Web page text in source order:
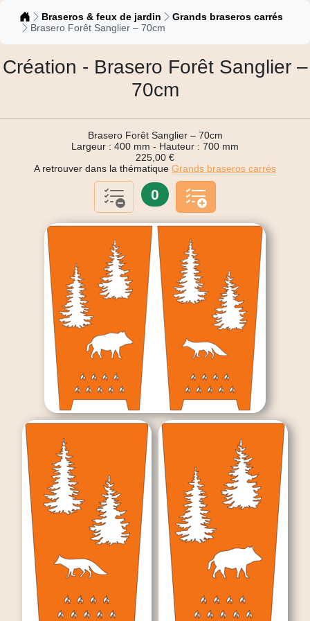
Catalogue
Braseros & feux de jardin
Grands braseros carrés
Brasero Forêt Sanglier – 70cm
Création - Brasero Forêt Sanglier –
70cm
Brasero Forêt Sanglier – 70cm
Largeur : 400 mm - Hauteur : 700 mm
225,00 €
A retrouver dans la thématique Grands braseros carrés
0